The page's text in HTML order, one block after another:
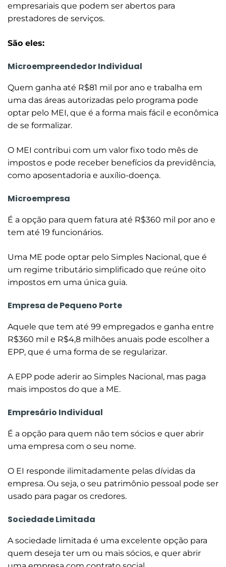
empresariais que podem ser abertos para
prestadores de serviços.
São eles:
Microempreendedor Individual
Quem ganha até R$81 mil por ano e trabalha em
uma das áreas autorizadas pelo programa pode
optar pelo MEI, que é a forma mais fácil e econômica
de se formalizar.
O MEI contribui com um valor fixo todo mês de
impostos e pode receber benefícios da previdência,
como aposentadoria e auxílio-doença.
Microempresa
É a opção para quem fatura até R$360 mil por ano e
tem até 19 funcionários.
Uma ME pode optar pelo Simples Nacional, que é
um regime tributário simplificado que reúne oito
impostos em uma única guia.
Empresa de Pequeno Porte
Aquele que tem até 99 empregados e ganha entre
R$360 mil e R$4,8 milhões anuais pode escolher a
EPP, que é uma forma de se regularizar.
A EPP pode aderir ao Simples Nacional, mas paga
mais impostos do que a ME.
Empresário Individual
É a opção para quem não tem sócios e quer abrir
uma empresa com o seu nome.
O EI responde ilimitadamente pelas dívidas da
empresa. Ou seja, o seu patrimônio pessoal pode ser
usado para pagar os credores.
Sociedade Limitada
A sociedade limitada é uma excelente opção para
quem deseja ter um ou mais sócios, e quer abrir